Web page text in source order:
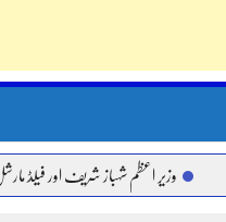
وزیر اعظم شہباز شریف اور فیلڈ مارشل